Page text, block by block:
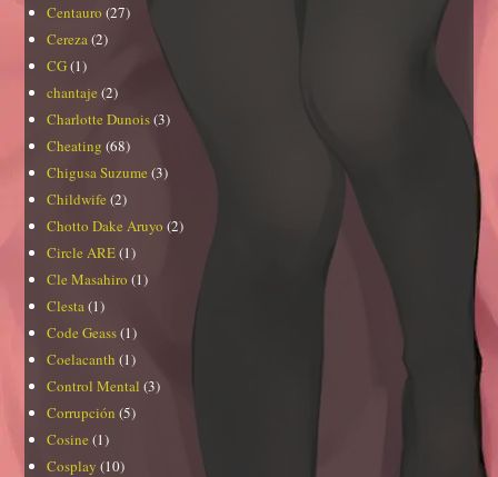
Centauro (27)
Cereza(2)
CG(1)
chantaje (2)
Charlotte Dunois(3)
Cheating (68)
Chigusa Suzume (3)
Childwife (2)
Chotto Dake Aruyo (2)
Circle ARE(1)
Cle Masahiro (1)
Clesta(1)
Code Geass(1)
Coelacanth (1)
Control Mental (3)
Corrupción (5)
Cosine (1)
Cosplay (10)